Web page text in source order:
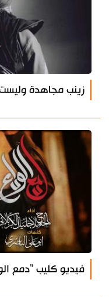
زينب مجاهدة
فيديو كليب "دمع